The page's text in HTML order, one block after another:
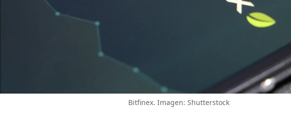
Bitfinex. Imagen: Shutterstock